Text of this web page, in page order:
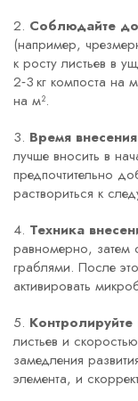
2. Соблюдайте
(например,
к росту листьев в
2‑3 кг компоста на
на м².
3. Время
лучше вносить в
предпочтительно
раствориться к
4. Техника
равномерно, затем
граблями. После
активировать
5.
листьев и
замедления
элемента, и